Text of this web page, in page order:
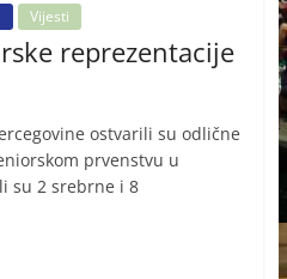
Vijesti
reprezentacije
ostvarili su odlične
prvеnstvu u
su 2 srebrne i 8